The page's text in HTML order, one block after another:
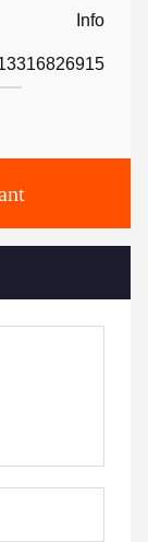
Info